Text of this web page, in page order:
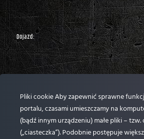
Dojazd:
Pliki cookie Aby zapewnić sprawne
portalu, czasami umieszczamy na
(bądź innym urządzeniu) małe pliki – tzw.
(„ciasteczka”). Podobnie postępuje